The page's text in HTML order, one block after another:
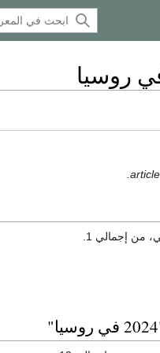
من إجمالي 1.